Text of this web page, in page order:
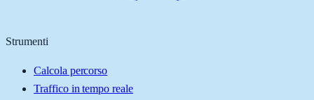
Strumenti
Calcola percorso
Traffico in tempo reale